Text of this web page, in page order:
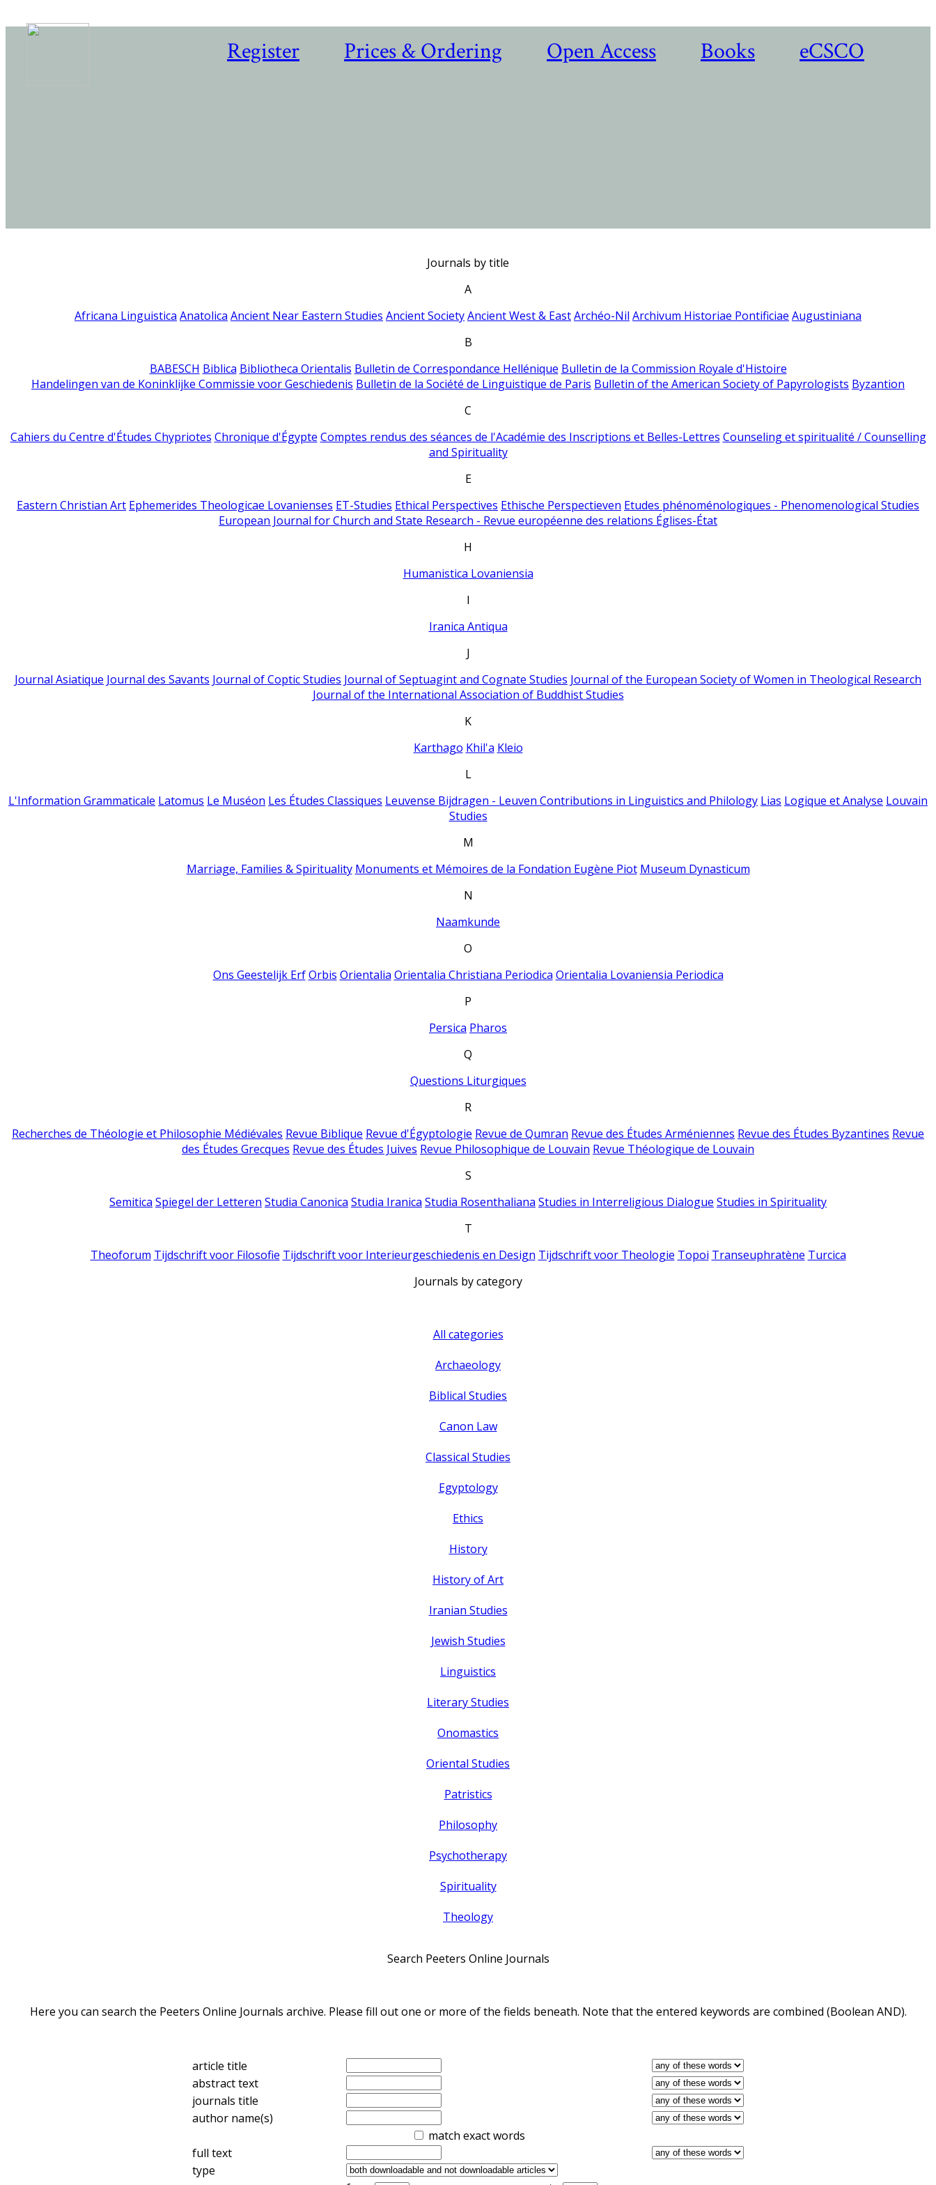
Register Prices & Ordering Open Access Books eCSCO
Journals by title
A
Africana Linguistica Anatolica Ancient Near Eastern Studies Ancient SocietyAncient West & EastArchéo-Nil Archivum Historiae Pontificiae Augustiniana
B
BABESCH Biblica Bibliotheca Orientalis Bulletin de Correspondance Hellénique Bulletin de la Commission Royale d'Histoire
Handelingen van de Koninklijke Commissie voor Geschiedenis Bulletin de la Société de Linguistique de Paris Bulletin of the American Society of Papyrologists Byzantion
C
Cahiers du Centre d'Études Chypriotes Chronique d'Égypte Comptes rendus des séances de l'Académie des Inscriptions et Belles-Lettres Counseling et spiritualité / Counselling
and Spirituality
E
Eastern Christian Art Ephemerides Theologicae Lovanienses ET-Studies Ethical Perspectives Ethische Perspectieven Etudes phénoménologiques - Phenomenological Studies
European Journal for Church and State Research - Revue européenne des relations Églises-État
H
Humanistica Lovaniensia
I
Iranica Antiqua
J
Journal Asiatique Journal des Savants Journal of Coptic Studies Journal of Septuagint and Cognate Studies Journal of the European Society of Women in Theological Research
Journal of the International Association of Buddhist Studies
K
Karthago Khil'a Kleio
L
L'Information Grammaticale Latomus Le Muséon Les Études Classiques Leuvense Bijdragen - Leuven Contributions in Linguistics and Philology Lias Logique et Analyse Louvain
Studies
M
Marriage, Families & Spirituality Monuments et Mémoires de la Fondation Eugène Piot Museum Dynasticum
N
Naamkunde
O
Ons Geestelijk Erf Orbis Orientalia Orientalia Christiana Periodica Orientalia Lovaniensia Periodica
P
Persica Pharos
Q
Questions Liturgiques
R
Recherches de Théologie et Philosophie Médiévales Revue Biblique Revue d'Égyptologie Revue de Qumran Revue des Études Arméniennes Revue des Études Byzantines Revue
des Études Grecques Revue des Études Juives Revue Philosophique de Louvain Revue Théologique de Louvain
S
Semitica Spiegel der Letteren Studia Canonica Studia Iranica Studia Rosenthaliana Studies in Interreligious Dialogue Studies in Spirituality
T
Theoforum Tijdschrift voor Filosofie Tijdschrift voor Interieurgeschiedenis en Design Tijdschrift voor Theologie Topoi Transeuphratène Turcica
Journals by category
All categories
Archaeology
Biblical Studies
Canon Law
Classical Studies
Egyptology
Ethics
History
History of Art
Iranian Studies
Jewish Studies
Linguistics
Literary Studies
Onomastics
Oriental Studies
Patristics
Philosophy
Psychotherapy
Spirituality
Theology
Search Peeters Online Journals
Here you can search the Peeters Online Journals archive. Please fill out one or more of the fields beneath. Note that the entered keywords are combined (Boolean AND).
article title
abstract text
journals title
author name(s)
match exact words
full text
type